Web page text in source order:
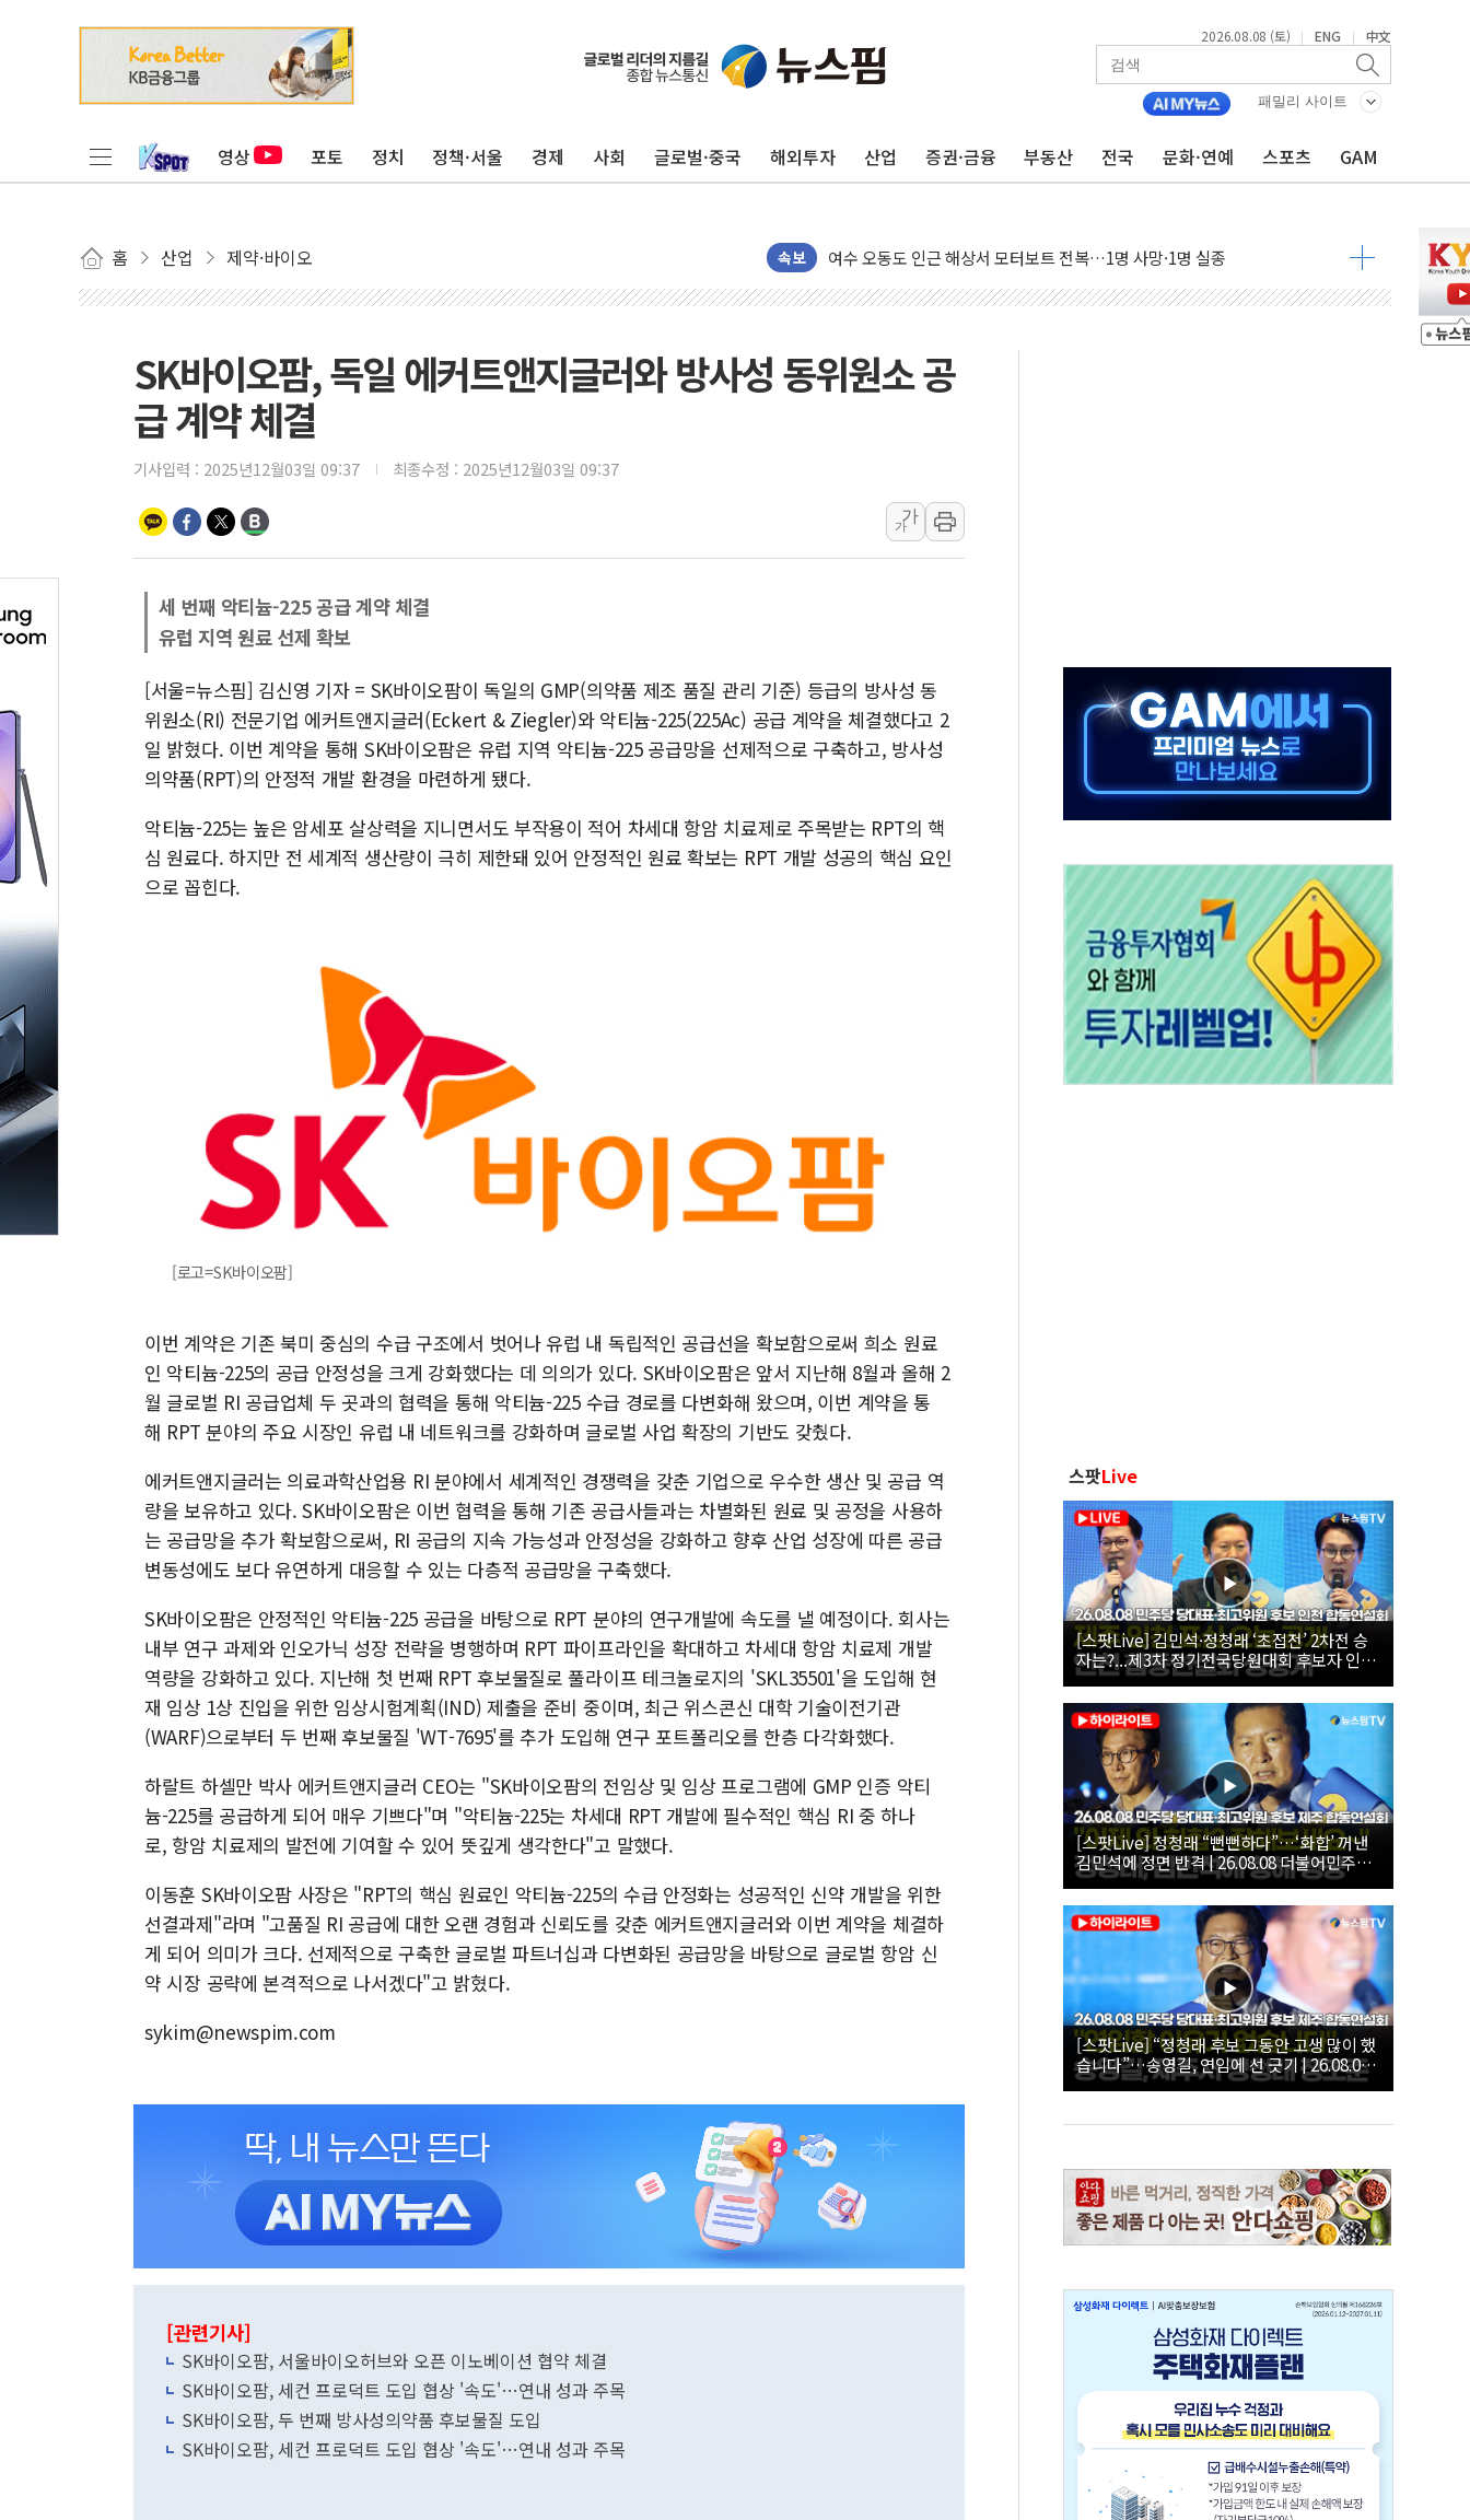
2026.08.08 (토) | ENG | 中文
패밀리 사이트
영상 포토 정치 정책·서울 경제 사회 글로벌·중국 해외투자 산업 증권·금융 부동산 전국 문화·연예 스포츠 GAM
홈 산업 제약·바이오 속보
美, 이란전 출구전략 만지작…공습 한계·탄약 부족 현실화
강릉·동해·삼척 시간당 최대 50㎜ 폭우…강원 동해안 강한 비 어어져
서울 중랑구 주택가서 흉기 난동…60대 남성 2명 숨져
李대통령 "결혼 때문에 손해 보는 일 없게"…'결혼 페널티' 22개 과제 손본다
추미애, '위안부' 피해자 기림의 날 참석..."국제적 시민 연대로 목소리 내야"
인천 선재도 갯벌서 해루질 중 실종 60대 나흘만에 숨진 채 발견
'화합' 꺼낸 김민석에 '뻔뻔' 받아친 정청래…제주 연설서 신경전 고조
李대통령, ISA 개편 재검토 지시…與 "적극 환영"·野 "졸속 국정"
인제 용대리 계곡서 수위 상승으로 피서객 7명 고립…전원 구조
동해시, 11~14일 '별똥별 멍' 운영…페르세우스 유성우 관측
李대통령, 'ISA·주가누르기 방지법' 전면 재검토 지시
SK바이오팜, 독일 에커트앤지글러와 방사성 동위원소 공
급 계약 체결
기사입력 : 2025년12월03일 09:37 최종수정 : 2025년12월03일 09:37
가
가
세 번째 악티늄-225 공급 계약 체결
유럽 지역 원료 선제 확보
[서울=뉴스핌] 김신영 기자 = SK바이오팜이 독일의 GMP(의약품 제조 품질 관리 기준) 등급의 방사성 동
위원소(RI) 전문기업 에커트앤지글러(Eckert & Ziegler)와 악티늄-225(225Ac) 공급 계약을 체결했다고 2
일 밝혔다. 이번 계약을 통해 SK바이오팜은 유럽 지역 악티늄-225 공급망을 선제적으로 구축하고, 방사성
의약품(RPT)의 안정적 개발 환경을 마련하게 됐다.
악티늄-225는 높은 암세포 살상력을 지니면서도 부작용이 적어 차세대 항암 치료제로 주목받는 RPT의 핵
심 원료다. 하지만 전 세계적 생산량이 극히 제한돼 있어 안정적인 원료 확보는 RPT 개발 성공의 핵심 요인
으로 꼽힌다.
[로고=SK바이오팜]
이번 계약은 기존 북미 중심의 수급 구조에서 벗어나 유럽 내 독립적인 공급선을 확보함으로써 희소 원료
인 악티늄-225의 공급 안정성을 크게 강화했다는 데 의의가 있다. SK바이오팜은 앞서 지난해 8월과 올해 2
월 글로벌 RI 공급업체 두 곳과의 협력을 통해 악티늄-225 수급 경로를 다변화해 왔으며, 이번 계약을 통
해 RPT 분야의 주요 시장인 유럽 내 네트워크를 강화하며 글로벌 사업 확장의 기반도 갖췄다.
에커트앤지글러는 의료과학산업용 RI 분야에서 세계적인 경쟁력을 갖춘 기업으로 우수한 생산 및 공급 역
량을 보유하고 있다. SK바이오팜은 이번 협력을 통해 기존 공급사들과는 차별화된 원료 및 공정을 사용하
는 공급망을 추가 확보함으로써, RI 공급의 지속 가능성과 안정성을 강화하고 향후 산업 성장에 따른 공급
변동성에도 보다 유연하게 대응할 수 있는 다층적 공급망을 구축했다.
SK바이오팜은 안정적인 악티늄-225 공급을 바탕으로 RPT 분야의 연구개발에 속도를 낼 예정이다. 회사는
내부 연구 과제와 인오가닉 성장 전략을 병행하며 RPT 파이프라인을 확대하고 차세대 항암 치료제 개발
역량을 강화하고 있다. 지난해 첫 번째 RPT 후보물질로 풀라이프 테크놀로지의 'SKL35501'을 도입해 현
재 임상 1상 진입을 위한 임상시험계획(IND) 제출을 준비 중이며, 최근 위스콘신 대학 기술이전기관
(WARF)으로부터 두 번째 후보물질 'WT-7695'를 추가 도입해 연구 포트폴리오를 한층 다각화했다.
하랄트 하셀만 박사 에커트앤지글러 CEO는 "SK바이오팜의 전임상 및 임상 프로그램에 GMP 인증 악티
늄-225를 공급하게 되어 매우 기쁘다"며 "악티늄-225는 차세대 RPT 개발에 필수적인 핵심 RI 중 하나
로, 항암 치료제의 발전에 기여할 수 있어 뜻깊게 생각한다"고 말했다.
이동훈 SK바이오팜 사장은 "RPT의 핵심 원료인 악티늄-225의 수급 안정화는 성공적인 신약 개발을 위한
선결과제"라며 "고품질 RI 공급에 대한 오랜 경험과 신뢰도를 갖춘 에커트앤지글러와 이번 계약을 체결하
게 되어 의미가 크다. 선제적으로 구축한 글로벌 파트너십과 다변화된 공급망을 바탕으로 글로벌 항암 신
약 시장 공략에 본격적으로 나서겠다"고 밝혔다.
sykim@newspim.com
[관련기사]
SK바이오팜, 서울바이오허브와 오픈 이노베이션 협약 체결
SK바이오팜, 세컨 프로덕트 도입 협상 '속도'…연내 성과 주목
SK바이오팜, 두 번째 방사성의약품 후보물질 도입
SK바이오팜, 세컨 프로덕트 도입 협상 '속도'…연내 성과 주목
스팟Live
[스팟Live] 김민석·정청래 ‘초접전’ 2차전 승
자는?...제3차 정기전국당원대회 후보자 인천
합동연설회 생중계 | 26.08.08
[스팟Live] 정청래 “뻔뻔하다”…‘화합’ 꺼낸
김민석에 정면 반격 | 26.08.08 더불어민주당
당대표·최고위원 후보 제주 합동연설회
[스팟Live] “정청래 후보 그동안 고생 많이 했
습니다”…송영길, 연임에 선 긋기 | 26.08.08
더불어민주당 당대표·최고위원 후보 제주 합